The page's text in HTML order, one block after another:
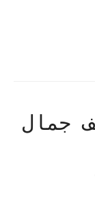
جمال